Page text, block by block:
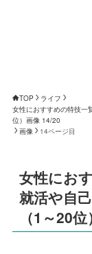
TOP
ライフ
女性におすすめの特技一
位）画像 14/20
画像
14ページ目
女性にお
就活や自
（1～20